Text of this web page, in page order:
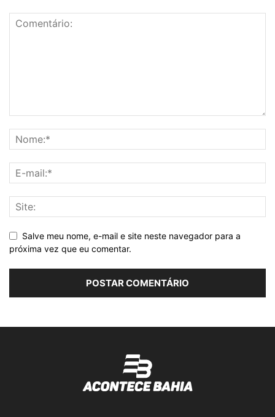
Salve meu nome, e-mail e site neste navegador para a
próxima vez que eu comentar.